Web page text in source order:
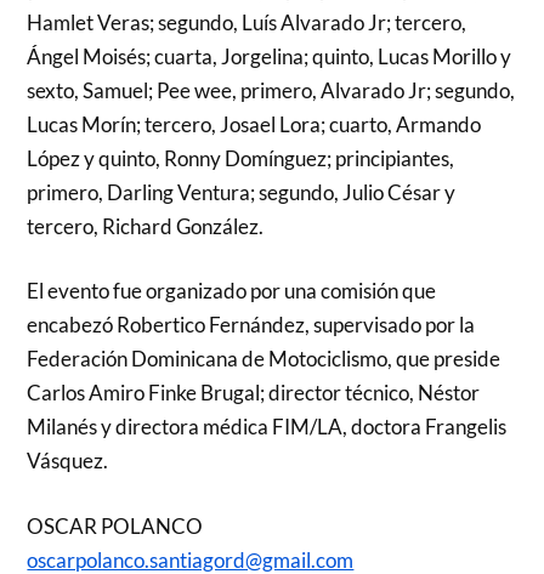
Hamlet Veras; segundo, Luís Alvarado Jr; tercero,
Ángel Moisés; cuarta, Jorgelina; quinto, Lucas Morillo y
sexto, Samuel; Pee wee, primero, Alvarado Jr; segundo,
Lucas Morín; tercero, Josael Lora; cuarto, Armando
López y quinto, Ronny Domínguez; principiantes,
primero, Darling Ventura; segundo, Julio César y
tercero, Richard González.
El evento fue organizado por una comisión que
encabezó Robertico Fernández, supervisado por la
Federación Dominicana de Motociclismo, que preside
Carlos Amiro Finke Brugal; director técnico, Néstor
Milanés y directora médica FIM/LA, doctora Frangelis
Vásquez.
OSCAR POLANCO
oscarpolanco.santiagord@gmail.com